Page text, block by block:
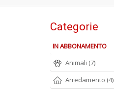
Categorie
IN ABBONAMENTO
Animali (7)
Arredamento (4)